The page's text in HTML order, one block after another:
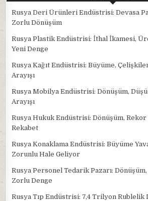
Rusya Deri Ürünleri Endüstrisi: Devasa
Zorlu Dönüşüm
Rusya Plastik Endüstrisi: İthal İkamesi,
Yeni Denge
Rusya Kağıt Endüstrisi: Büyüme,
Arayışı
Rusya Mobilya Endüstrisi: Dönüşüm,
Arayışı
Rusya Hukuk Endüstrisi: Dönüşüm, Rekor
Rekabet
Rusya Konaklama Endüstrisi: Büyüme
Zorunlu Hale Geliyor
Rusya Personel Tedarik Pazarı:
Zorlu Denge
Rusya Tıp Endüstrisi: 7,4 Trilyon Rublelik